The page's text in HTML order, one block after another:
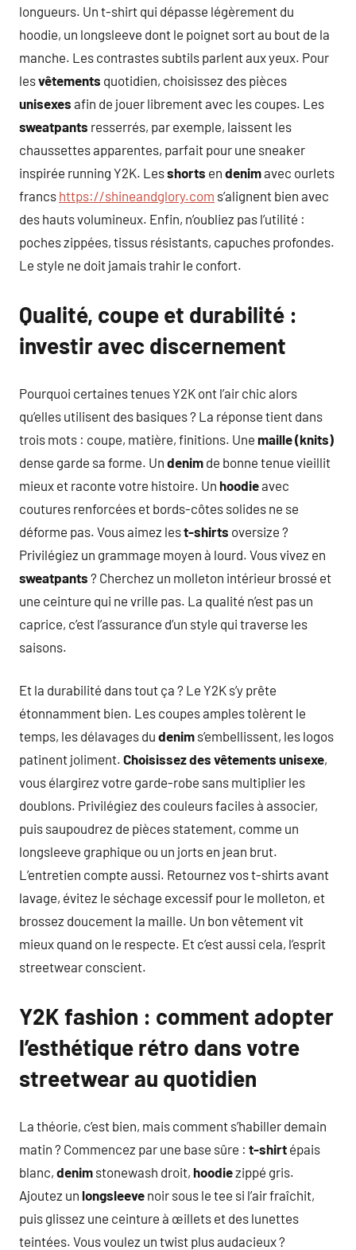
longueurs. Un t-shirt qui dépasse légèrement du
hoodie, un longsleeve dont le poignet sort au bout de la
manche. Les contrastes subtils parlent aux yeux. Pour
lesvêtements quotidien, choisissez des pièces
unisexes afin de jouer librement avec les coupes. Les
sweatpants resserrés, par exemple, laissent les
chaussettes apparentes, parfait pour une sneaker
inspirée running Y2K. Lesshorts en denimavec ourlets
francs https://shineandglory.com s’alignent bien avec
des hauts volumineux. Enfin, n’oubliez pas l’utilité :
poches zippées, tissus résistants, capuches profondes.
Le style ne doit jamais trahir le confort.
Qualité, coupe et durabilité :
investir avec discernement
Pourquoi certaines tenues Y2K ont l’air chic alors
qu’elles utilisent des basiques ? La réponse tient dans
trois mots : coupe, matière, finitions. Une maille (knits)
dense garde sa forme. Un denim de bonne tenue vieillit
mieux et raconte votre histoire. Un hoodieavec
coutures renforcées et bords-côtes solides ne se
déforme pas. Vous aimez lest-shirts oversize ?
Privilégiez un grammage moyen à lourd. Vous vivez en
sweatpants ? Cherchez un molleton intérieur brossé et
une ceinture qui ne vrille pas. La qualité n’est pas un
caprice, c’est l’assurance d’un style qui traverse les
saisons.
Et la durabilité dans tout ça ? Le Y2K s’y prête
étonnamment bien. Les coupes amples tolèrent le
temps, les délavages du denim s’embellissent, les logos
patinent joliment. Choisissez des vêtements unisexe,
vous élargirez votre garde-robe sans multiplier les
doublons. Privilégiez des couleurs faciles à associer,
puis saupoudrez de pièces statement, comme un
longsleeve graphique ou un jorts en jean brut.
L’entretien compte aussi. Retournez vos t-shirts avant
lavage, évitez le séchage excessif pour le molleton, et
brossez doucement la maille. Un bon vêtement vit
mieux quand on le respecte. Et c’est aussi cela, l’esprit
streetwear conscient.
Y2K fashion : comment adopter
l’esthétique rétro dans votre
streetwear au quotidien
La théorie, c’est bien, mais comment s’habiller demain
matin ? Commencez par une base sûre : t-shirt épais
blanc, denim stonewash droit, hoodiezippé gris.
Ajoutez un longsleeve noir sous le tee si l’air fraîchit,
puis glissez une ceinture à œillets et des lunettes
teintées. Vous voulez un twist plus audacieux ?